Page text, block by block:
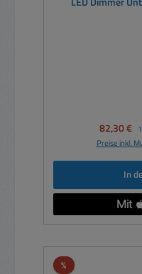
82,30 €
Preise inkl.
In
%Rabatt